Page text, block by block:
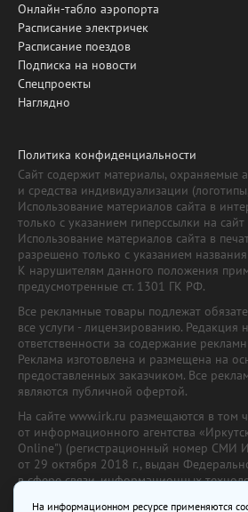
Онлайн-табло аэропорта
Расписание электричек
Расписание поездов
Подписка на новости
Спецпроекты
Наглядно
Политика конфиденциальности
Сайт содержит материалы, охраняемые
и средства индивидуализации
Использование материалов сайта в
только с указанием гиперссылки на
Использование материалов сайта в
разрешено только с указанием
К нарушителям данного положения
предусмотренные ст. 1301 ГК РФ.
Все рекламные товары подлежат
все услуги - лицензированию. Редакция
ответственности за содержание
Реклама изготовлена и размещена на
предоставленных заказчиком. Все
являются публичной офертой.
На сайте www.irk.ru размещаются в том
от информационного агентства
Online") (регистрационный номер
от 29 октября 2018 г., выдан
в сфере связи, информационных
На информационном ресурсе применяются